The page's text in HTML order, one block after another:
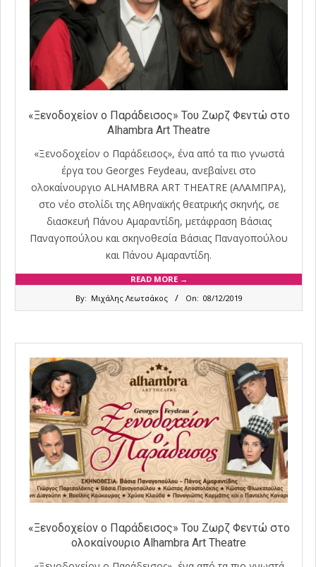
«Ξενοδοχείον ο Παράδεισος» Του Ζωρζ Φεντώ στο
Alhambra Art Theatre
«Ξενοδοχείον ο Παράδεισος», ένα από τα πιο γνωστά
έργα του Georges Feydeau, ανεβαίνει στο
ολοκαίνουργιο ALHAMBRA ART THEATRE (ΑΛΑΜΠΡΑ),
στο νέο στολίδι της Αθηναϊκής θεατρικής σκηνής, σε
διασκευή Πάνου Αμαραντίδη, μετάφραση Βάσιας
Παναγοπούλου και σκηνοθεσία Βάσιας Παναγοπούλου
και Πάνου Αμαραντίδη.
READ MORE →
By: Μιχάλης Λεωτσάκος On: 08/12/2019
«Ξενοδοχείον ο Παράδεισος» Του Ζωρζ Φεντώ στο
ολοκαίνουριο Alhambra Art Theatre